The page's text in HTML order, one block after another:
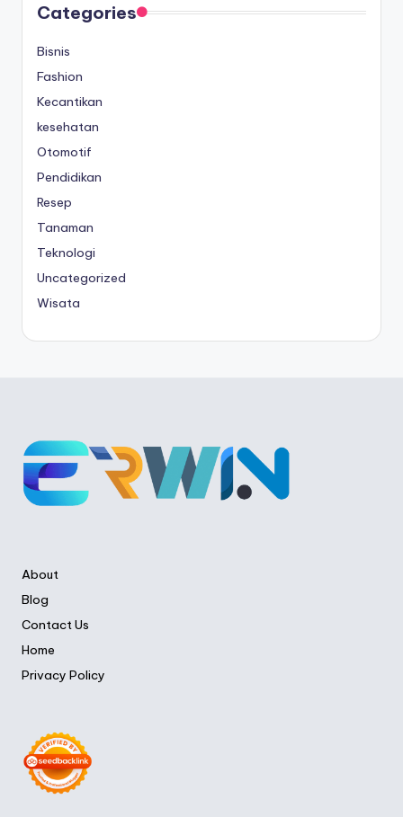
Categories
Bisnis
Fashion
Kecantikan
kesehatan
Otomotif
Pendidikan
Resep
Tanaman
Teknologi
Uncategorized
Wisata
About
Blog
Contact Us
Home
Privacy Policy